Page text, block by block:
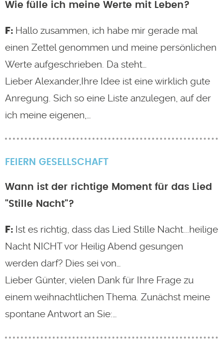
Wie fülle ich meine Werte mit Leben?
Hallo zusammen, ich habe mir gerade mal
einen Zettel genommen und meine persönlichen
Werte aufgeschrieben. Da steht…
Lieber Alexander,Ihre Idee ist eine wirklich gute
Anregung. Sich so eine Liste anzulegen, auf der
ich meine eigenen,…
FEIERN GESELLSCHAFT
Wann ist der richtige Moment für das Lied
"Stille Nacht"?
Ist es richtig, dass das Lied Stille Nacht...heilige
Nacht NICHT vor Heilig Abend gesungen
werden darf? Dies sei von…
Lieber Günter, vielen Dank für Ihre Frage zu
einem weihnachtlichen Thema. Zunächst meine
spontane Antwort an Sie:…